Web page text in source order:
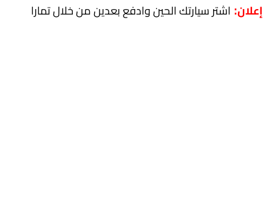
إعلان: اشتر سيارتك الحين وادفع بعدين من خلال تمارا